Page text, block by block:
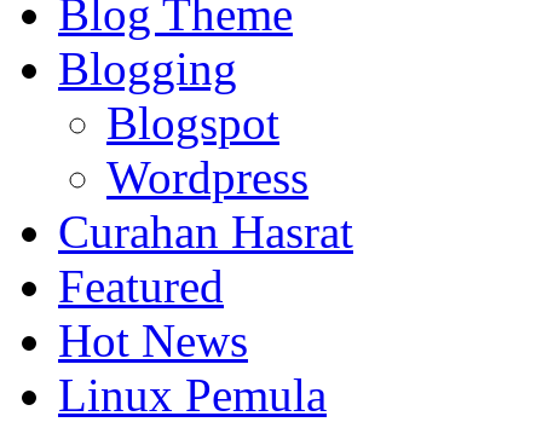
Blog Theme
Blogging
Blogspot
Wordpress
Curahan Hasrat
Featured
Hot News
Linux Pemula